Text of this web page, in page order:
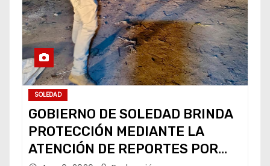
SOLEDAD
GOBIERNO DE SOLEDAD BRINDA
PROTECCIÓN MEDIANTE LA
ATENCIÓN DE REPORTES POR